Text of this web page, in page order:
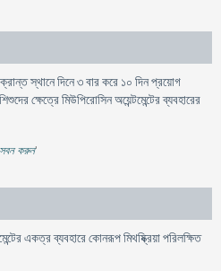
স্থানে দিনে ৩ বার করে ১০ দিন প্রয়োগ
ক্ষেত্রে মিউপিরোসিন অয়েন্টমেন্টের ব্যবহারের
করুন'
একত্র ব্যবহারে কোনরূপ মিথষ্ক্রিয়া পরিলক্ষিত